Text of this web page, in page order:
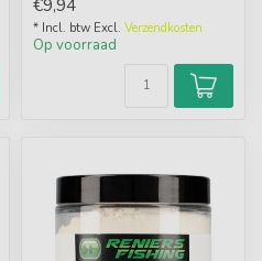
hardheid en i...
€9,94
* Incl. btw Excl. Verzendkosten
Op voorraad